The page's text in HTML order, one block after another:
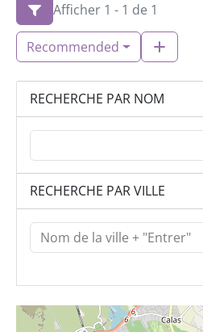
Afficher 1 - 1 de 1
Recommended
RECHERCHE PAR NOM
RECHERCHE PAR VILLE